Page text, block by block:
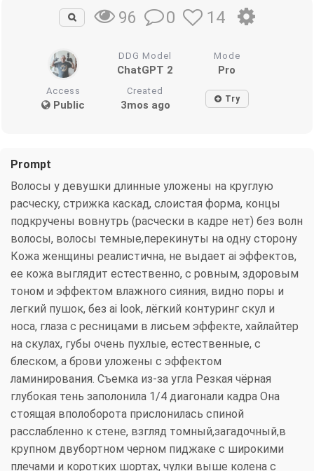
96 0 14
DDG Model
ChatGPT 2
Mode
Pro
Access
Public
Created
3mos ago Try
Prompt
Волосы у девушки длинные уложены на круглую
расческу, стрижка каскад, слоистая форма, концы
подкручены вовнутрь (расчески в кадре нет) без волн
волосы, волосы темные,перекинуты на одну сторону
Кожа женщины реалистична, не выдает ai эффектов,
ее кожа выглядит естественно, с ровным, здоровым
тоном и эффектом влажного сияния, видно поры и
легкий пушок, без ai look, лёгкий контуринг скул и
носа, глаза с ресницами в лисьем эффекте, хайлайтер
на скулах, губы очень пухлые, естественные, с
блеском, а брови уложены с эффектом
ламинирования. Съемка из-за угла Резкая чёрная
глубокая тень заполонила 1/4 диагонали кадра Она
стоящая вполоборота прислонилась спиной
расслабленно к стене, взгляд томный,загадочный,в
крупном двубортном черном пиджаке с широкими
плечами и коротких шортах, чулки выше колена с